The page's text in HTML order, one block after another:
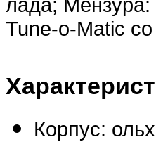
Tune-o-Matic
Корпус: